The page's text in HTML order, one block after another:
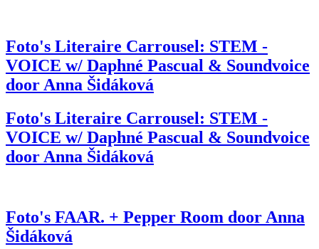
Foto's Literaire Carrousel: STEM -
VOICE w/ Daphné Pascual & Soundvoice
door Anna Šidáková
Foto's Literaire Carrousel: STEM -
VOICE w/ Daphné Pascual & Soundvoice
door Anna Šidáková
Foto's FAAR. + Pepper Room door Anna
Šidáková